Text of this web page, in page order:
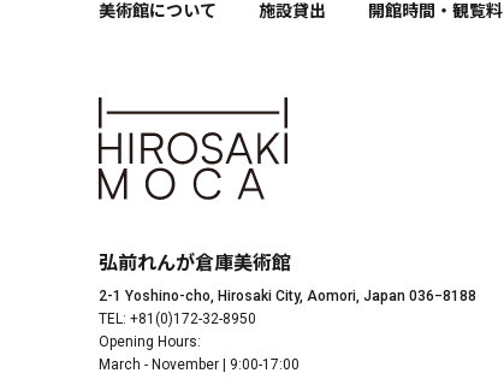
美術館について 施設貸出 開館時間・観覧料
弘前れんが倉庫美術館
2-1 Yoshino-cho, Hirosaki City, Aomori, Japan 036−8188
TEL: +81(0)172-32-8950
Opening Hours:
March - November | 9:00-17:00